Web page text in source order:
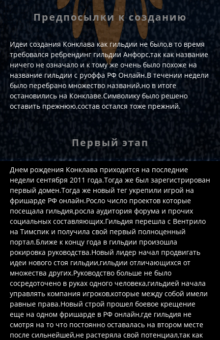
Предпосылки к созданию
Идеи создания Конклава как гильдии не было,в то время
требовался ребрендинг гильдии Анфорс,так как название
ничего не означало и к тому же очень было похоже на
название гильдии с руоффа РФ Онлайн.В течении недели
было перебрано множество названий,но в итоге
остановились на Конклаве.Символику было решено
оставить прежнюю,состав остался тоже прежний.
Первый этап
Днем рождения Конклава приходится на последние
недели сентября 2011 года.Тогда же был зарегистрирован
первый домен.Тогда же новый тег укрепили игрой на
фришарде РФ онлайн.Росло число проектов которые
посещала гильдия,росла аудитория форума и прочих
социальных составляющих.Гильдия перешла с Вентрило
на Тимспик и получила свой первый полноценный
портал.Ближе к концу года в гильдии произошла
рокировка руководства.Новый лидер начал продвигать
идеи нового стоя гильдии,гильдии отличающихся от
множества других.Руководство больше не было
сосредоточено в руках одного человека,гильдией начала
управлять компания игроков,которые между собой имели
равные права.Новый строй прошел боевое крещение
еще на одном фришарде в РФ онлайн,где гильдия не
смотря на то что постоянно оставалась на втором месте
после сильнейшей,не растеряла свой потенциал,так как